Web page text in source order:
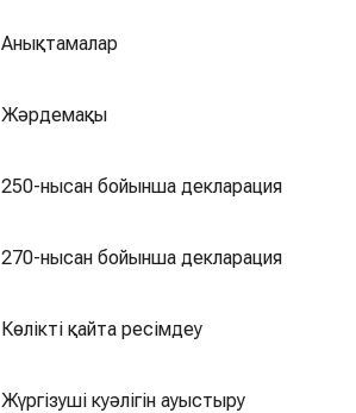
Анықтамалар
Жәрдемақы
250-нысан бойынша декларация
270-нысан бойынша декларация
Көлікті қайта ресімдеу
Жүргізуші куәлігін ауыстыру